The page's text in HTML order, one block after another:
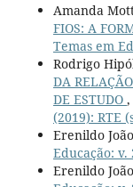
Amanda
FIOS: A
Temas em
Rodrigo
DA
DE ESTUDO ,
(2019): RTE
Erenildo
Educação: v.
Erenildo